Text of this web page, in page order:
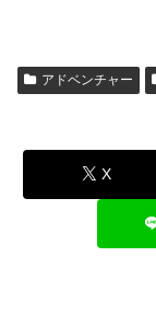
アドベンチャー
X